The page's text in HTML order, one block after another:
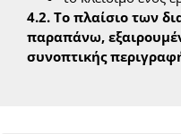
4.2. Το πλαίσιο των
παραπάνω,
συνοπτικής